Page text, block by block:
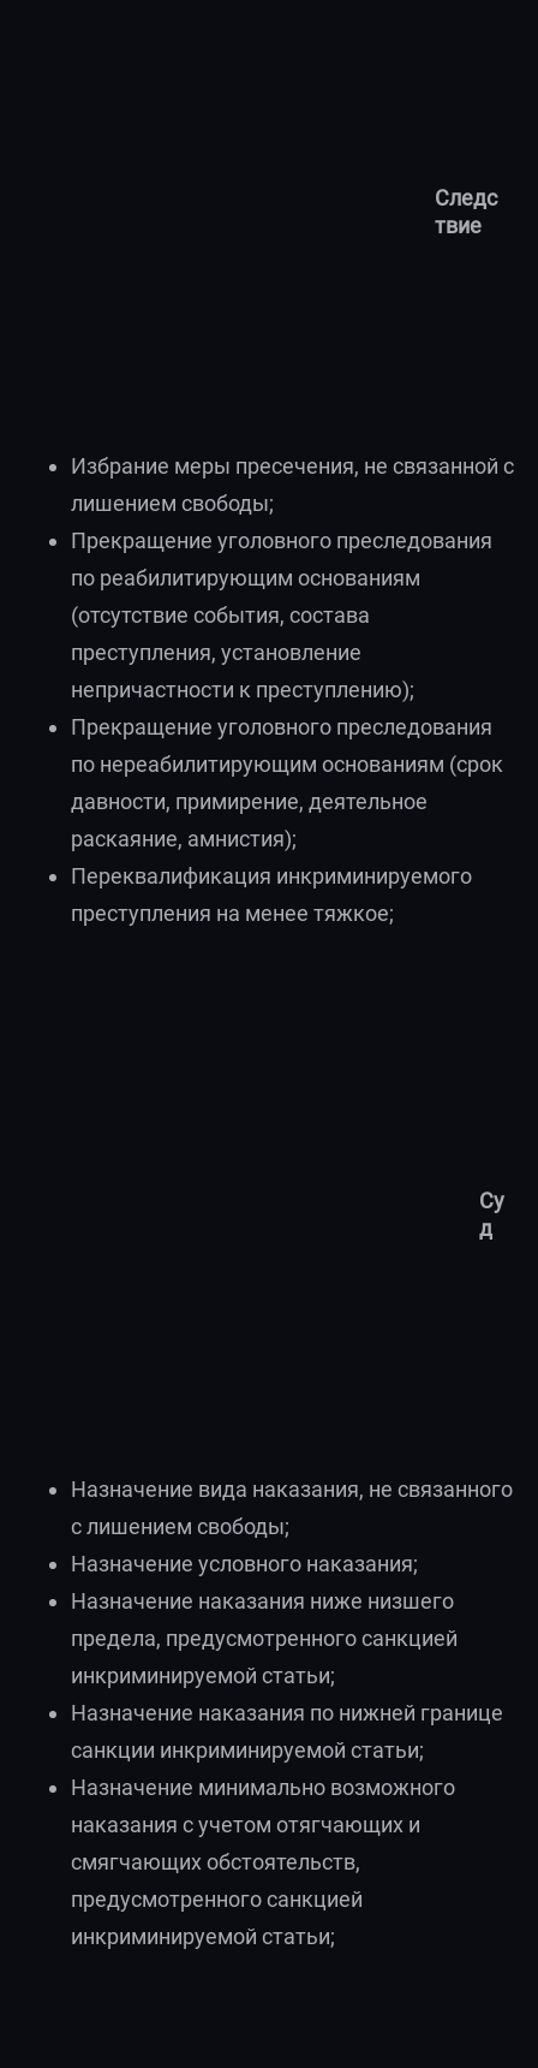
Следс
твие
Избрание меры пресечения, не связанной с
лишением свободы;
Прекращение уголовного преследования
по реабилитирующим основаниям
(отсутствие события, состава
преступления, установление
непричастности к преступлению);
Прекращение уголовного преследования
по нереабилитирующим основаниям (срок
давности, примирение, деятельное
раскаяние, амнистия);
Переквалификация инкриминируемого
преступления на менее тяжкое;
Су
д
Назначение вида наказания, не связанного
с лишением свободы;
Назначение условного наказания;
Назначение наказания ниже низшего
предела, предусмотренного санкцией
инкриминируемой статьи;
Назначение наказания по нижней границе
санкции инкриминируемой статьи;
Назначение минимально возможного
наказания с учетом отягчающих и
смягчающих обстоятельств,
предусмотренного санкцией
инкриминируемой статьи;